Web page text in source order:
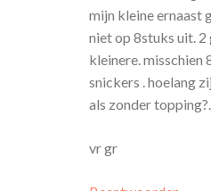
mijn kleine ernaast
niet op 8stuks uit.
kleinere. misschien
snickers . hoelang
als zonder topping?.
vr gr